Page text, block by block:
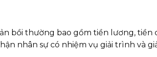
bồi thường bao gồm tiền lương,
nhân sự có nhiệm vụ giải trình và